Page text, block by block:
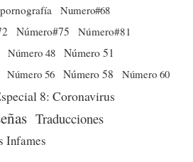
Numero#68
Número#75
Número#81
Número 48 Número 51
Número 56 Número 58
Número 60
8: Coronavirus
Traducciones
Infames